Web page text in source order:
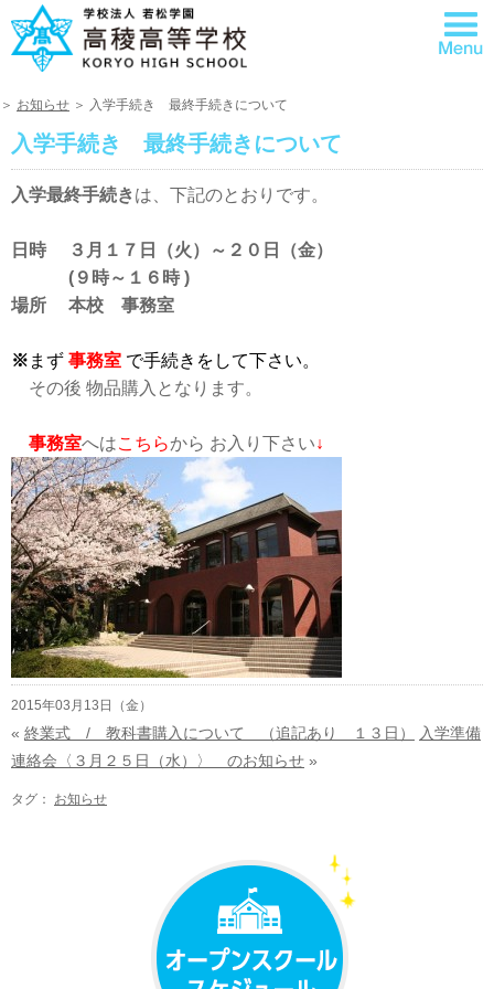
＞ お知らせ ＞ 入学手続き 最終手続きについて
入学手続き 最終手続きについて
入学最終手続きは、下記のとおりです。
日時
３月１７日（火）～２０日（金）
( ９時～１６時 )
場所
本校 事務室
※ まず 事務室 で手続きをして下さい。
その後 物品購入となります。
事務室へはこちらから お入り下さい↓
2015年03月13日（金）
« 終業式 / 教科書購入について （追記あり １３日）
入学準備
連絡会〈３月２５日（水）〉 のお知らせ »
タグ： お知らせ